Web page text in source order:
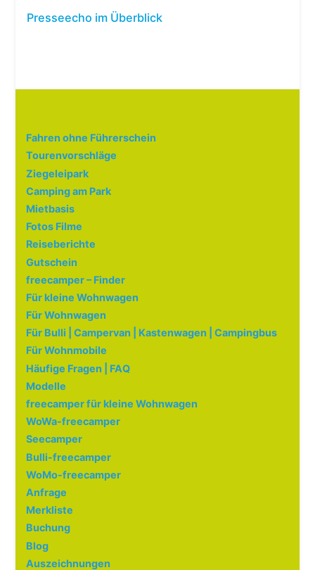
Presseecho im Überblick
Fahren ohne Führerschein
Tourenvorschläge
Ziegeleipark
Camping am Park
Mietbasis
Fotos Filme
Reiseberichte
Gutschein
freecamper – Finder
Für kleine Wohnwagen
Für Wohnwagen
Für Bulli | Campervan | Kastenwagen | Campingbus
Für Wohnmobile
Häufige Fragen | FAQ
Modelle
freecamper für kleine Wohnwagen
WoWa-freecamper
Seecamper
Bulli-freecamper
WoMo-freecamper
Anfrage
Merkliste
Buchung
Blog
Auszeichnungen